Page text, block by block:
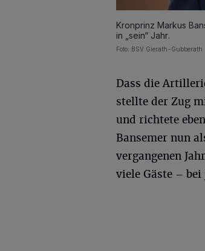
Kronprinz Markus
in „sein“ Jahr.
Foto: BSV Gierath-Gubberath
Dass die
stellte der Zug
und richtete
Bansemer nun
vergangenen
viele Gäste – bei